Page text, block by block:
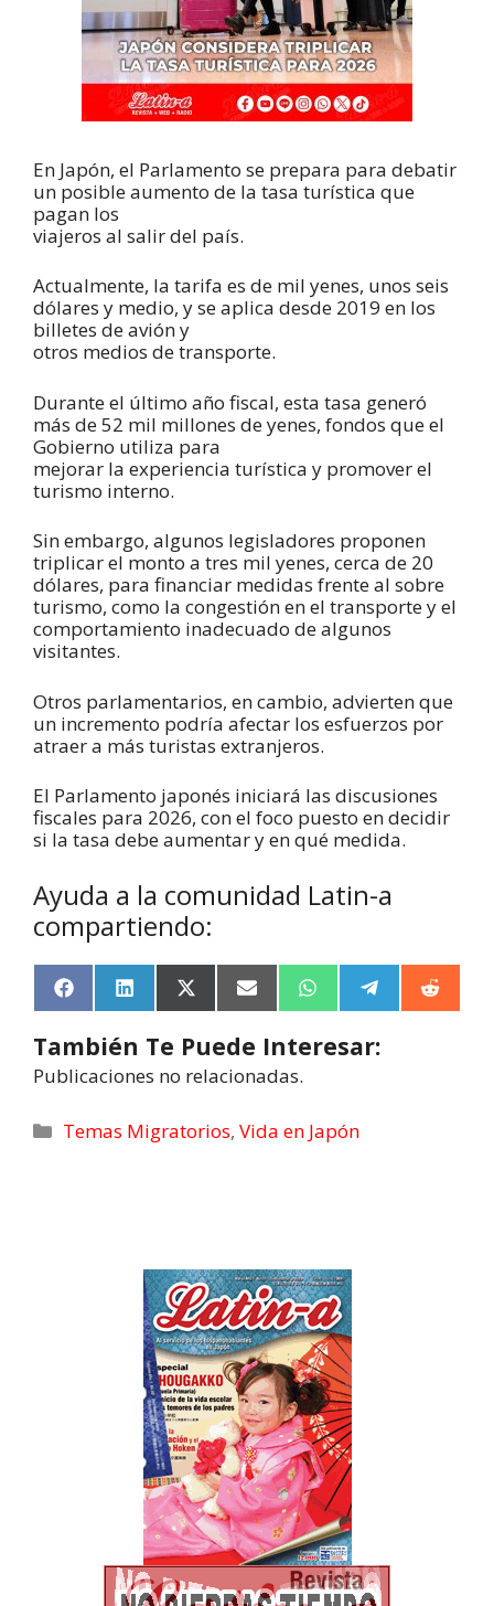
En Japón, el Parlamento se prepara para debatir
un posible aumento de la tasa turística que
pagan los
viajeros al salir del país.
Actualmente, la tarifa es de mil yenes, unos seis
dólares y medio, y se aplica desde 2019 en los
billetes de avión y
otros medios de transporte.
Durante el último año fiscal, esta tasa generó
más de 52 mil millones de yenes, fondos que el
Gobierno utiliza para
mejorar la experiencia turística y promover el
turismo interno.
Sin embargo, algunos legisladores proponen
triplicar el monto a tres mil yenes, cerca de 20
dólares, para financiar medidas frente al sobre
turismo, como la congestión en el transporte y el
comportamiento inadecuado de algunos
visitantes.
Otros parlamentarios, en cambio, advierten que
un incremento podría afectar los esfuerzos por
atraer a más turistas extranjeros.
El Parlamento japonés iniciará las discusiones
fiscales para 2026, con el foco puesto en decidir
si la tasa debe aumentar y en qué medida.
Ayuda a la comunidad Latin-a
compartiendo:
F
a
e
b
o
k
L
i
k
e
d
n
X
(
w
i
t
e
r
E
m
a
l
W
h
t
p
e
e
R
e
También Te Puede Interesar:
Publicaciones no relacionadas.
Temas Migratorios,Vida en Japón